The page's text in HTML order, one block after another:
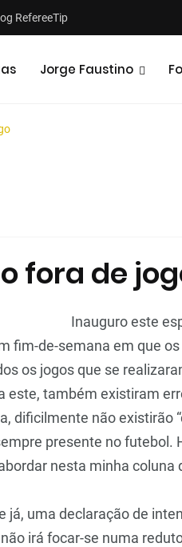
RefereeTip
Jorge Faustino
fora de
Inauguro este
fim-de-semana em que
os jogos que se
este, também existiram
dificilmente não existirão
presente no futebol.
nesta minha coluna
já, uma declaração de
irá focar-se numa